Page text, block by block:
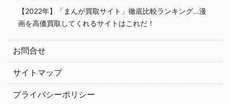
【2022年】「まんが買取サイト」徹底比較ランキング…漫
画を高価買取してくれるサイトはこれだ！
お問合せ
サイトマップ
プライバシーポリシー